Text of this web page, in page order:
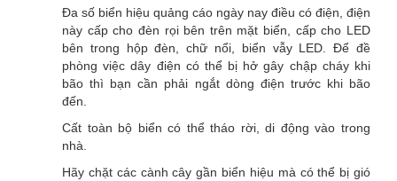
Đa số biển hiệu quảng cáo ngày nay điều có điện, điện
này cấp cho đèn rọi bên trên mặt biển, cấp cho LED
bên trong hộp đèn, chữ nổi, biển vẫy LED. Để đề
phòng việc dây điện có thể bị hở gây chập cháy khi
bão thì bạn cần phải ngắt dòng điện trước khi bão
đến.
Cất toàn bộ biển có thể tháo rời, di động vào trong
nhà.
Hãy chặt các cành cây gần biển hiệu mà có thể bị gió